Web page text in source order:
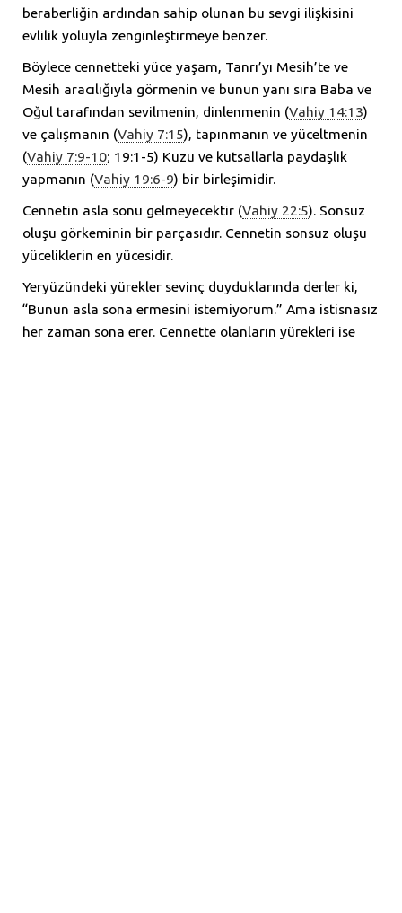
beraberliğin ardından sahip olunan bu sevgi ilişkisini
evlilik yoluyla zenginleştirmeye benzer.
Böylece cennetteki yüce yaşam, Tanrı’yı Mesih’te ve
Mesih aracılığıyla görmenin ve bunun yanı sıra Baba ve
Oğul tarafından sevilmenin, dinlenmenin (Vahiy 14:13)
ve çalışmanın (Vahiy 7:15), tapınmanın ve yüceltmenin
(Vahiy 7:9-10; 19:1-5) Kuzu ve kutsallarla paydaşlık
yapmanın (Vahiy 19:6-9) bir birleşimidir.
Cennetin asla sonu gelmeyecektir (Vahiy 22:5). Sonsuz
oluşu görkeminin bir parçasıdır. Cennetin sonsuz oluşu
yüceliklerin en yücesidir.
Yeryüzündeki yürekler sevinç duyduklarında derler ki,
“Bunun asla sona ermesini istemiyorum.” Ama istisnasız
her zaman sona erer. Cennette olanların yürekleri ise